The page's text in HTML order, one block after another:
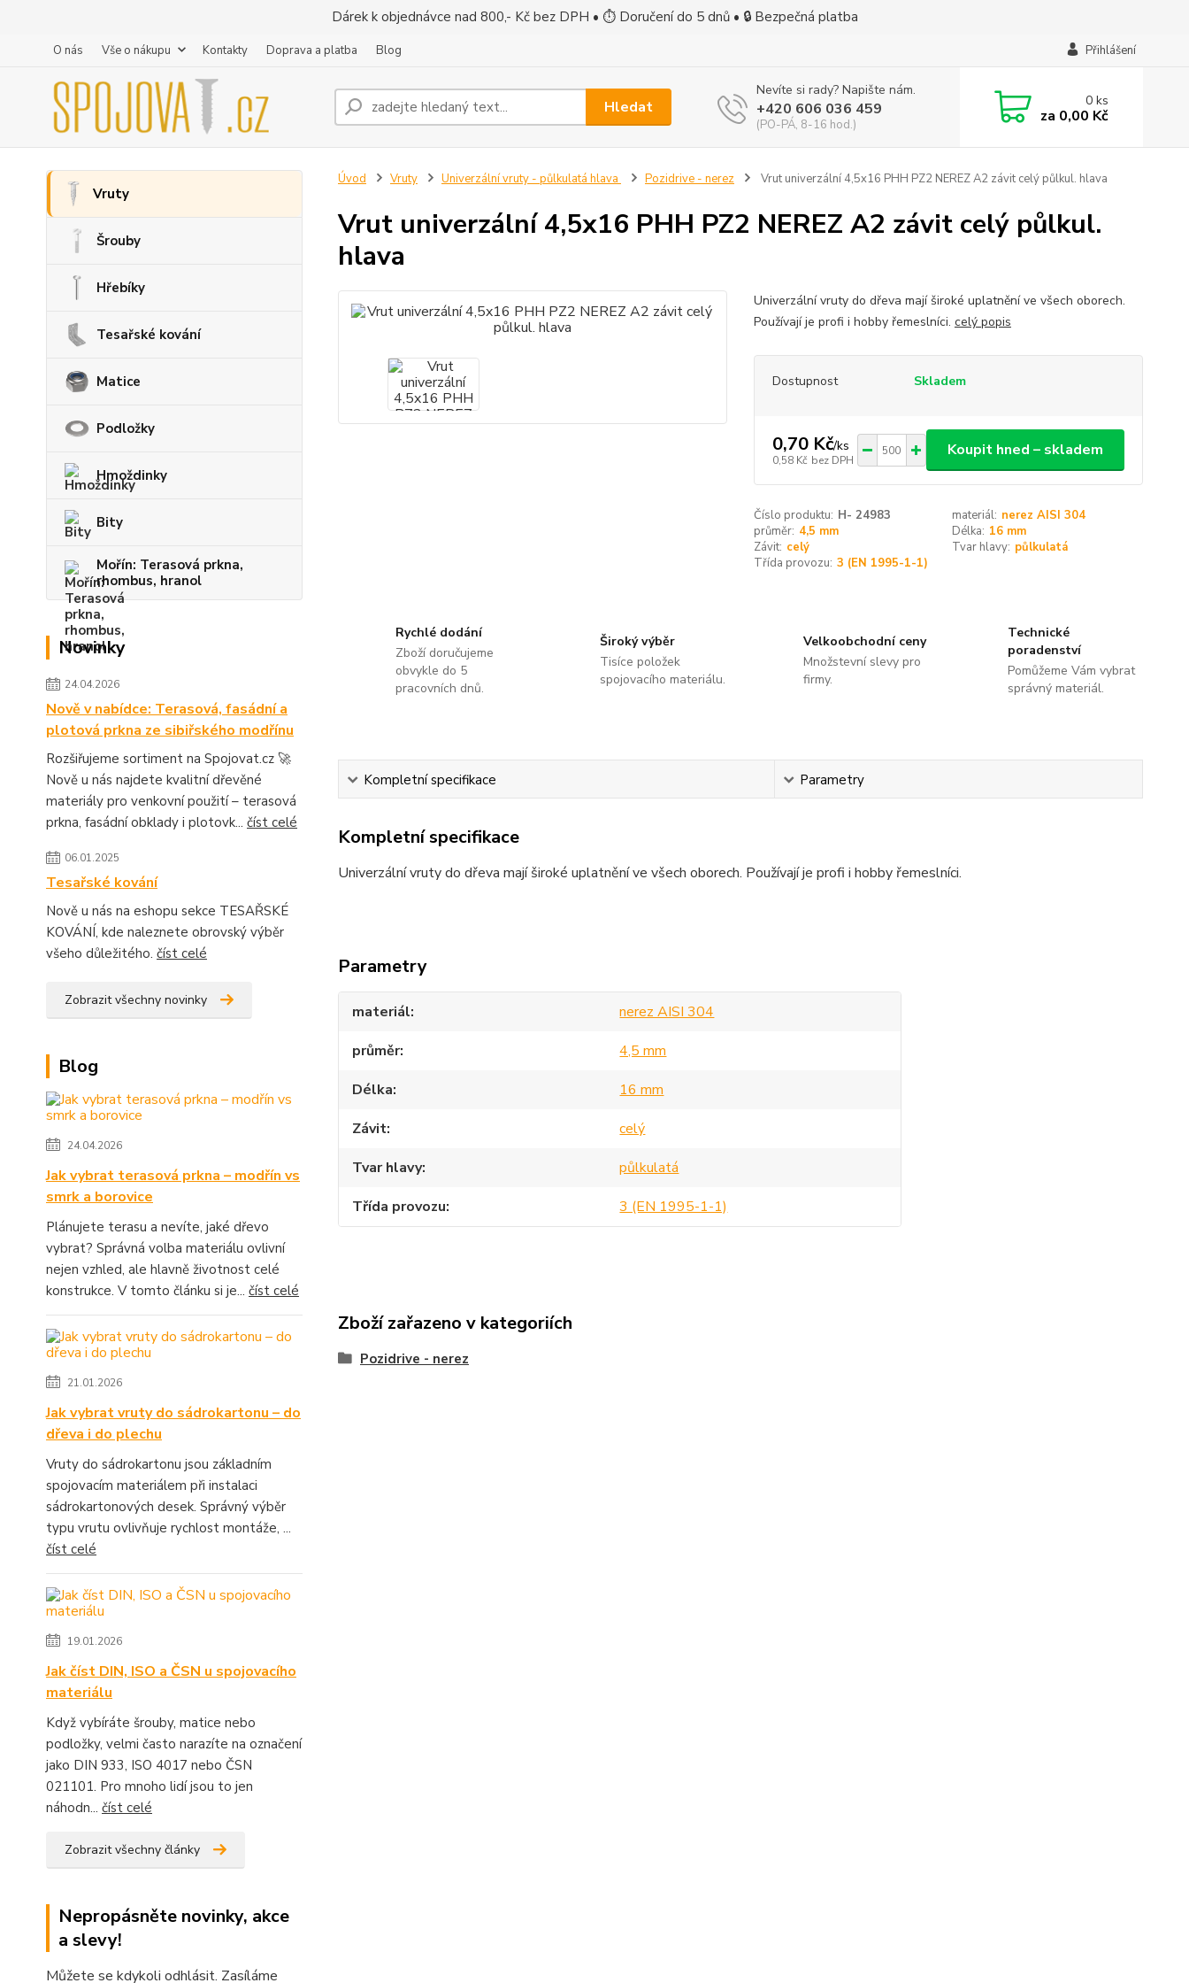
Dárek k objednávce nad 800,- Kč bez DPH • ⏱ Doručení do 5 dnů • 🔒 Bezpečná platba
O nás Vše o nákupu Kontakty Doprava a platba Blog Přihlášení
Hledat
Nevíte si rady? Napište nám.
+420 606 036 459
(PO-PÁ, 8-16 hod.)
0ks
za 0,00 Kč
Vruty
Šrouby
Hřebíky
Tesařské kování
Matice
Podložky
Hmoždinky
Bity
Mořín: Terasová prkna,
rhombus, hranol
Novinky
24.04.2026
Nově v nabídce: Terasová, fasádní a
plotová prkna ze sibiřského modřínu
Rozšiřujeme sortiment na Spojovat.cz 🚀
Nově u nás najdete kvalitní dřevěné
materiály pro venkovní použití – terasová
prkna, fasádní obklady i plotovk... číst celé
06.01.2025
Tesařské kování
Nově u nás na eshopu sekce TESAŘSKÉ
KOVÁNÍ, kde naleznete obrovský výběr
všeho důležitého. číst celé
Zobrazit všechny novinky
Blog
24.04.2026
Jak vybrat terasová prkna – modřín vs
smrk a borovice
Plánujete terasu a nevíte, jaké dřevo
vybrat? Správná volba materiálu ovlivní
nejen vzhled, ale hlavně životnost celé
konstrukce. V tomto článku si je... číst celé
21.01.2026
Jak vybrat vruty do sádrokartonu – do
dřeva i do plechu
Vruty do sádrokartonu jsou základním
spojovacím materiálem při instalaci
sádrokartonových desek. Správný výběr
typu vrutu ovlivňuje rychlost montáže, ...
číst celé
19.01.2026
Jak číst DIN, ISO a ČSN u spojovacího
materiálu
Když vybíráte šrouby, matice nebo
podložky, velmi často narazíte na označení
jako DIN 933, ISO 4017 nebo ČSN
021101. Pro mnoho lidí jsou to jen
náhodn... číst celé
Zobrazit všechny články
Nepropásněte novinky, akce
a slevy!
Můžete se kdykoli odhlásit. Zasíláme
Úvod Vruty Univerzální vruty - půlkulatá hlava Pozidrive - nerez Vrut univerzální 4,5x16 PHH PZ2 NEREZ A2 závit celý půlkul. hlava
Vrut univerzální 4,5x16 PHH PZ2 NEREZ A2 závit celý půlkul.
hlava
Univerzální vruty do dřeva mají široké uplatnění ve všech oborech.
Používají je profi i hobby řemeslníci. celý popis
Dostupnost Skladem
0,70 Kč/ks
0,58 Kč bez DPH
Koupit hned – skladem
Číslo produktu: H- 24983 materiál: nerez AISI 304
průměr: 4,5 mm Délka: 16 mm
Závit: celý Tvar hlavy: půlkulatá
Třída provozu: 3 (EN 1995-1-1)
Rychlé dodání
Zboží doručujeme
obvykle do 5
pracovních dnů.
Široký výběr
Tisíce položek
spojovacího materiálu.
Velkoobchodní ceny
Množstevní slevy pro
firmy.
Technické
poradenství
Pomůžeme Vám vybrat
správný materiál.
Kompletní specifikace Parametry
Kompletní specifikace
Univerzální vruty do dřeva mají široké uplatnění ve všech oborech. Používají je profi i hobby řemeslníci.
Parametry
materiál
nerez AISI 304
průměr
4,5 mm
Délka
16 mm
Závit
celý
Tvar hlavy
půlkulatá
Třída provozu
3 (EN 1995-1-1)
Zboží zařazeno v kategoriích
Pozidrive - nerez